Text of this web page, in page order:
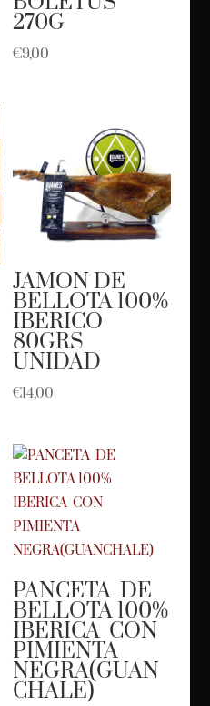
270G
€9,00
JAMON DE
BELLOTA 100%
IBERICO
80GRS
UNIDAD
€14,00
PANCETA DE
BELLOTA 100%
IBERICA CON
PIMIENTA
NEGRA(GUAN
CHALE)